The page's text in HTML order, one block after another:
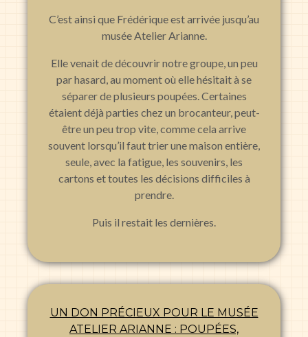
C’est ainsi que Frédérique est arrivée jusqu’au
musée Atelier Arianne.
Elle venait de découvrir notre groupe, un peu
par hasard, au moment où elle hésitait à se
séparer de plusieurs poupées. Certaines
étaient déjà parties chez un brocanteur, peut-
être un peu trop vite, comme cela arrive
souvent lorsqu’il faut trier une maison entière,
seule, avec la fatigue, les souvenirs, les
cartons et toutes les décisions difficiles à
prendre.
Puis il restait les dernières.
UN DON PRÉCIEUX POUR LE MUSÉE
ATELIER ARIANNE : POUPÉES,